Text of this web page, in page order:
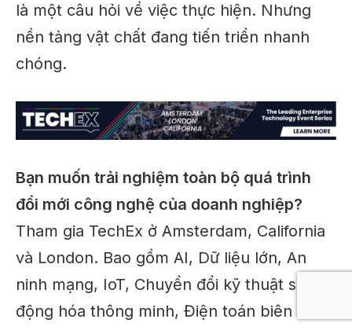
là một câu hỏi về việc thực hiện. Nhưng
nền tảng vật chất đang tiến triển nhanh
chóng.
Bạn muốn trải nghiệm toàn bộ quá trình
đổi mới công nghệ của doanh nghiệp?
Tham gia TechEx ở Amsterdam, California
và London. Bao gồm AI, Dữ liệu lớn, An
ninh mạng, IoT, Chuyển đổi kỹ thuật số, Tự
động hóa thông minh, Điện toán biên và